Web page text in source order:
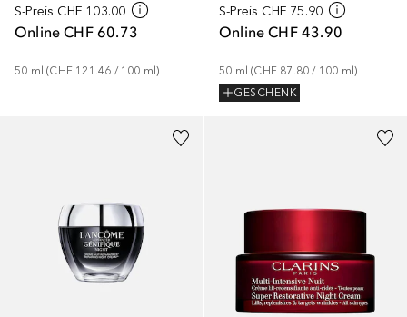
S-Preis CHF 103.00
Online CHF 60.73
50 ml (CHF 121.46 / 100 ml)
S-Preis CHF 75.90
Online CHF 43.90
50 ml (CHF 87.80 / 100 ml)
GESCHENK